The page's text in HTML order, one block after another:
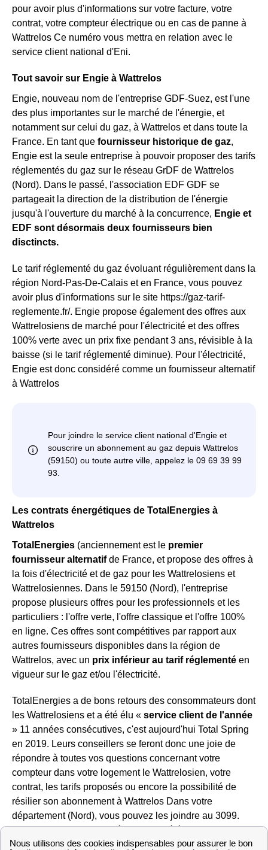
pour avoir plus d'informations sur votre facture, votre
contrat, votre compteur électrique ou en cas de panne à
Wattrelos Ce numéro vous mettra en relation avec le
service client national d'Eni.
Tout savoir sur Engie à Wattrelos
Engie, nouveau nom de l'entreprise GDF-Suez, est l'une
des plus importantes sur le marché de l'énergie, et
notamment sur celui du gaz, à Wattrelos et dans toute la
France. En tant que fournisseur historique de gaz,
Engie est la seule entreprise à pouvoir proposer des tarifs
réglementés du gaz sur le réseau GrDF de Wattrelos
(Nord). Dans le passé, l'association EDF GDF se
partageait la direction de la distribution de l'énergie
jusqu'à l'ouverture du marché à la concurrence, Engie et
EDF sont désormais deux fournisseurs bien
disctincts.
Le tarif réglementé du gaz évoluant régulièrement dans la
région Nord-Pas-De-Calais et en France, vous pouvez
avoir plus d'informations sur le site https://gaz-tarif-
reglemente.fr/. Engie propose également des offres aux
Wattrelosiens de marché pour l'électricité et des offres
100% verte avec un prix fixe pendant 3 ans, révisible à la
baisse (si le tarif réglementé diminue). Pour l'électricité,
Engie est donc considéré comme un fournisseur alternatif
à Wattrelos
Les contrats énergétiques de TotalEnergies à
Wattrelos
TotalEnergies (anciennement est le premier
fournisseur alternatifde France, et propose des offres à
la fois d'électricité et de gaz pour les Wattrelosiens et
Wattrelosiennes. Dans le 59150 (Nord), l'entreprise
propose plusieurs offres pour les professionnels et les
particuliers : l'offre verte, l'offre classique et l'offre 100%
en ligne. Ces offres sont compétitives par rapport aux
autres fournisseurs disponibles dans la région de
Wattrelos, avec un prix inférieur au tarif réglementé en
vigueur sur le gaz et/ou l'électricité.
TotalEnergies a de bons retours des consommateurs dont
les Wattrelosiens et a été élu « service client de l'année
» 11 années consécutives, c'est aujourd'hui Total Spring
en 2019. Leurs conseillers se feront donc une joie de
répondre à toutes vos questions concernant votre
compteur dans votre logement le Wattrelosien, votre
contrat, les tarifs proposés ou encore la possibilité de
résilier son abonnement à Wattrelos Dans votre
département (Nord), vous pouvez les joindre au 3099.
Vous ne souhaitez pas décrocher le téléphone ? Pas de
problème, vous pouvez également écrire à TotalEnergies